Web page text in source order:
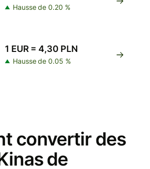
Hausse de 0.20 %
1 EUR = 4,30 PLN
Hausse de 0.05 %
convertir des
de